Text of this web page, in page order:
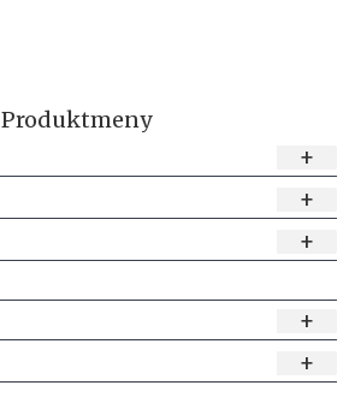
Produktmeny
+
+
+
+
+